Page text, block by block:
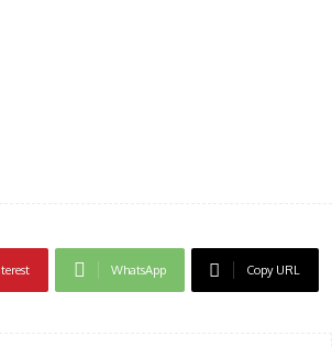
WhatsApp Copy URL